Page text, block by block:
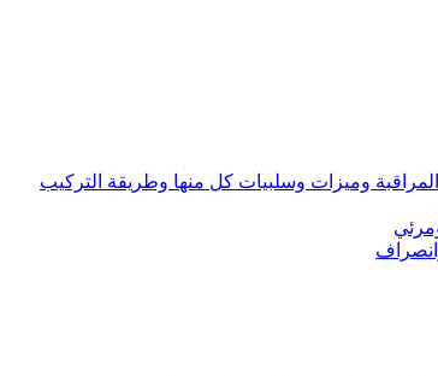
المراقبة وميزات وسلبيات كل منها وطريقة التركيب